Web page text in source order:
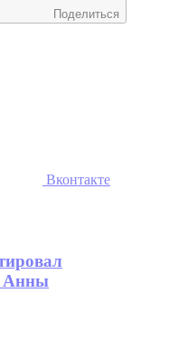
Поделиться
Вконтакте
Анны